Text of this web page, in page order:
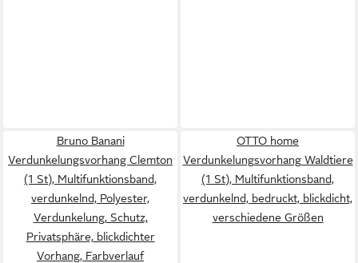
Bruno Banani
Verdunkelungsvorhang Clemton
(1 St), Multifunktionsband,
verdunkelnd, Polyester,
Verdunkelung, Schutz,
Privatsphäre, blickdichter
Vorhang, Farbverlauf
OTTO home
Verdunkelungsvorhang Waldtiere
(1 St), Multifunktionsband,
verdunkelnd, bedruckt, blickdicht,
verschiedene Größen